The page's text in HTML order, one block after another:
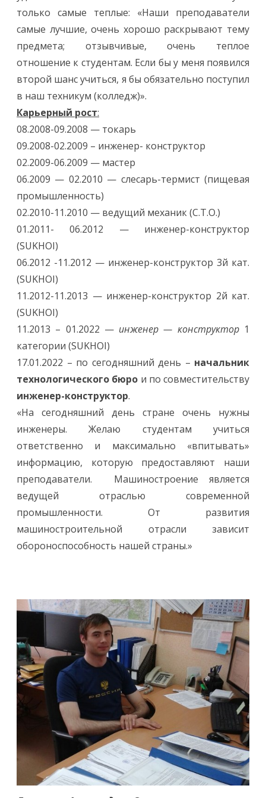
только самые теплые: «Наши преподаватели
самые лучшие, очень хорошо раскрывают тему
предмета; отзывчивые, очень теплое
отношение к студентам. Если бы у меня появился
второй шанс учиться, я бы обязательно поступил
в наш техникум (колледж)».
Карьерный рост:
08.2008-09.2008 — токарь
09.2008-02.2009 – инженер- конструктор
02.2009-06.2009 — мастер
06.2009 — 02.2010 — слесарь-термист (пищевая
промышленность)
02.2010-11.2010 — ведущий механик (С.Т.О.)
01.2011- 06.2012 — инженер-конструктор
(SUKHOI)
06.2012 -11.2012 — инженер-конструктор 3й кат.
(SUKHOI)
11.2012-11.2013 — инженер-конструктор 2й кат.
(SUKHOI)
11.2013 – 01.2022 — инженер — конструктор1
категории (SUKHOI)
17.01.2022 – по сегодняшний день – начальник
технологического бюро и по совместительству
инженер-конструктор.
«На сегодняшний день стране очень нужны
инженеры. Желаю студентам учиться
ответственно и максимально «впитывать»
информацию, которую предоставляют наши
преподаватели. Машиностроение является
ведущей отраслью современной
промышленности. От развития
машиностроительной отрасли зависит
обороноспособность нашей страны.»